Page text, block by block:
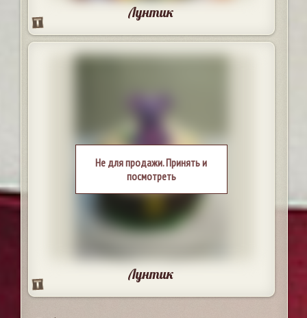
Лунтик
Не для продажи. Принять и
посмотреть
Лунтик